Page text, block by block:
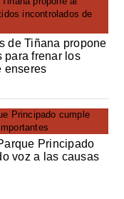
de Tiñana propone
para frenar los
enseres
Principado
voz a las causas